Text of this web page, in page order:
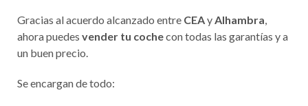
Gracias al acuerdo alcanzado entre CEAyAlhambra,
ahora puedes vender tu cochecon todas las garantías y a
un buen precio.
Se encargan de todo: